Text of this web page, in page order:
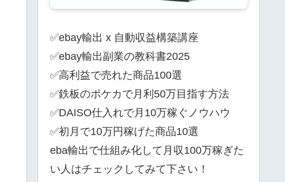
✅ebay輸出 x 自動収益構築講座
✅ebay輸出副業の教科書2025
✅高利益で売れた商品100選
✅鉄板のポケカで月利50万目指す方法
✅DAISO仕入れで月10万稼ぐノウハウ
✅初月で10万円稼げた商品10選
eba輸出で仕組み化して月収100万稼ぎた
い人はチェックしてみて下さい！